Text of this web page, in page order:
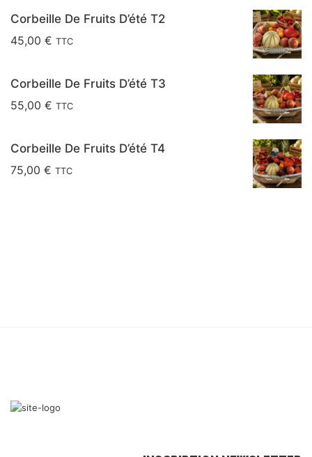
Corbeille De Fruits D’été T2
45,00 € TTC
Corbeille De Fruits D’été T3
55,00 € TTC
Corbeille De Fruits D’été T4
75,00 € TTC